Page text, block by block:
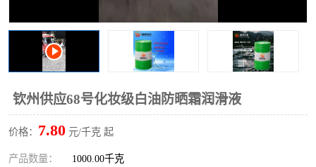
钦州供应68号化妆级白油防晒霜润滑液
价格： 7.80 元/千克 起
产品数量： 1000.00千克